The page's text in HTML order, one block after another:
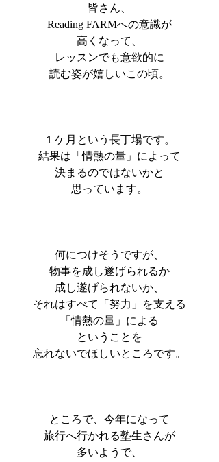
皆さん、
Reading FARMへの意識が
高くなって、
レッスンでも意欲的に
読む姿が嬉しいこの頃。
１ケ月という長丁場です。
結果は「情熱の量」によって
決まるのではないかと
思っています。
何につけそうですが、
物事を成し遂げられるか
成し遂げられないか、
それはすべて「努力」を支える
「情熱の量」による
ということを
忘れないでほしいところです。
ところで、今年になって
旅行へ行かれる塾生さんが
多いようで、